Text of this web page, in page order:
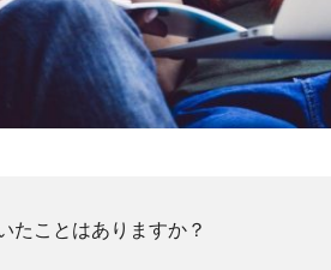
たことはありますか？